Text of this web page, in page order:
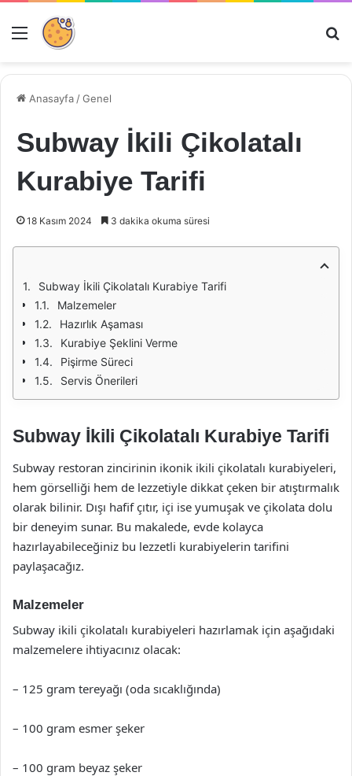
Menü
Anasayfa /Genel
Subway İkili Çikolatalı
Kurabiye Tarifi
18 Kasım 2024 3 dakika okuma süresi
Subway İkili Çikolatalı Kurabiye Tarifi
Malzemeler
Hazırlık Aşaması
Kurabiye Şeklini Verme
Pişirme Süreci
Servis Önerileri
Subway İkili Çikolatalı Kurabiye Tarifi
Subway restoran zincirinin ikonik ikili çikolatalı kurabiyeleri,
hem görselliği hem de lezzetiyle dikkat çeken bir atıştırmalık
olarak bilinir. Dışı hafif çıtır, içi ise yumuşak ve çikolata dolu
bir deneyim sunar. Bu makalede, evde kolayca
hazırlayabileceğiniz bu lezzetli kurabiyelerin tarifini
paylaşacağız.
Malzemeler
Subway ikili çikolatalı kurabiyeleri hazırlamak için aşağıdaki
malzemelere ihtiyacınız olacak:
– 125 gram tereyağı (oda sıcaklığında)
– 100 gram esmer şeker
– 100 gram beyaz şeker